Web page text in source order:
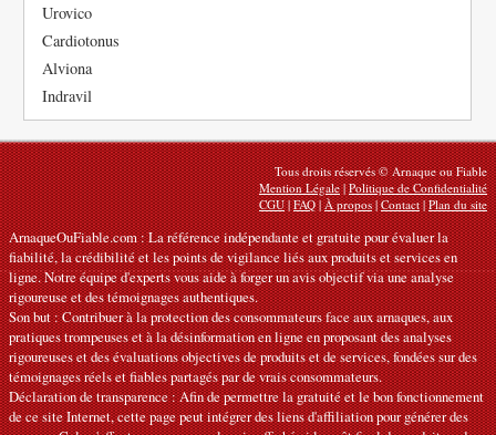
Urovico
Cardiotonus
Alviona
Indravil
Tous droits réservés © Arnaque ou Fiable
Mention Légale|Politique de Confidentialité
CGU|FAQ|À propos|Contact|Plan du site
ArnaqueOuFiable.com : La référence indépendante et gratuite pour évaluer la
fiabilité, la crédibilité et les points de vigilance liés aux produits et services en
ligne. Notre équipe d'experts vous aide à forger un avis objectif via une analyse
rigoureuse et des témoignages authentiques.
Son but : Contribuer à la protection des consommateurs face aux arnaques, aux
pratiques trompeuses et à la désinformation en ligne en proposant des analyses
rigoureuses et des évaluations objectives de produits et de services, fondées sur des
témoignages réels et fiables partagés par de vrais consommateurs.
Déclaration de transparence : Afin de permettre la gratuité et le bon fonctionnement
de ce site Internet, cette page peut intégrer des liens d'affiliation pour générer des